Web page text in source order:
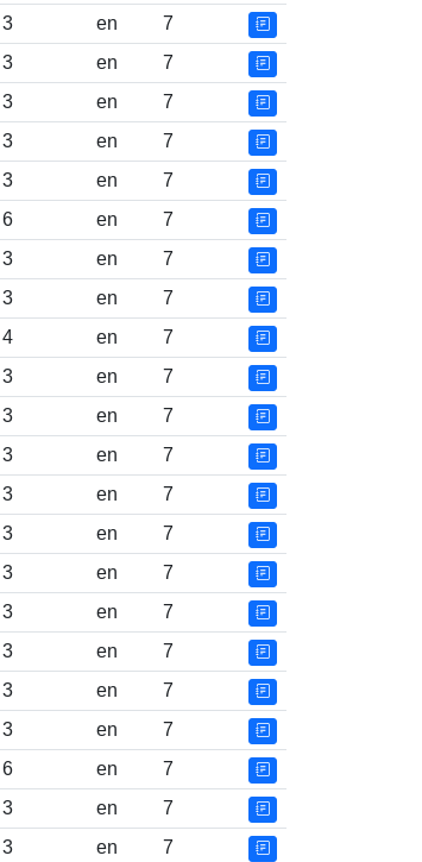
3 en
7
3 en
7
3 en
7
3 en
7
3 en
7
6 en
7
3 en
7
3 en
7
4 en
7
3 en
7
3 en
7
3 en
7
3 en
7
3 en
7
3 en
7
3 en
7
3 en
7
3 en
7
3 en
7
6 en
7
3 en
7
3 en
7